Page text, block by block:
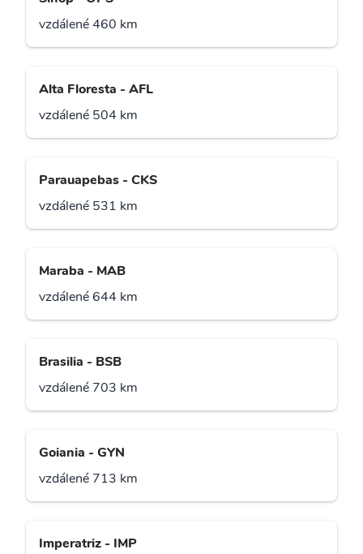
vzdálené 460 km
Alta Floresta - AFL
vzdálené 504 km
Parauapebas - CKS
vzdálené 531 km
Maraba - MAB
vzdálené 644 km
Brasilia - BSB
vzdálené 703 km
Goiania - GYN
vzdálené 713 km
Imperatriz - IMP